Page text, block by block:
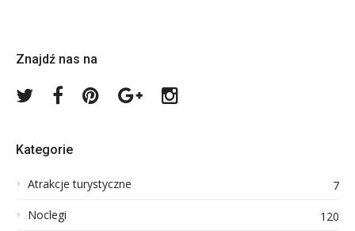
Znajdź nas na
Twitter FacebookPinterestGoogle
Plus
Instagram
Kategorie
Atrakcje turystyczne
7
Noclegi
120